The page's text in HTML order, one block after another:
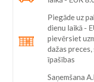
Piegāde uz
dienu laikā -
pievērsiet
dažas
īpašības
Saņemšana